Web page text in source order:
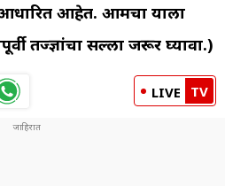
आधारित आहेत. आमचा याला
तज्ज्ञांचा सल्ला जरूर घ्यावा.)
LIVE TV